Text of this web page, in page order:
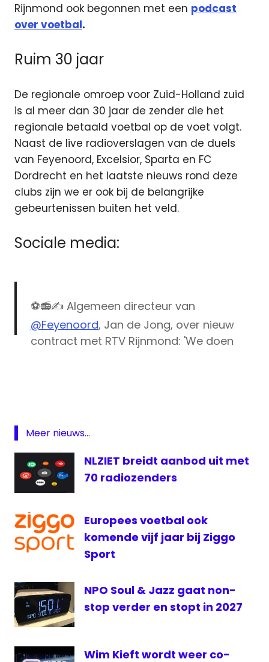
Rijnmond ook begonnen met een podcast
over voetbal.
Ruim 30 jaar
De regionale omroep voor Zuid-Holland zuid
is al meer dan 30 jaar de zender die het
regionale betaald voetbal op de voet volgt.
Naast de live radioverslagen van de duels
van Feyenoord, Excelsior, Sparta en FC
Dordrecht en het laatste nieuws rond deze
clubs zijn we er ook bij de belangrijke
gebeurtenissen buiten het veld.
Sociale media:
⚽️📻✍️ Algemeen directeur van
@Feyenoord, Jan de Jong, over nieuw
contract met RTV Rijnmond: 'We doen
Rotterdam
TV
Rijnmond
Meer nieuws...
NLZIET breidt aanbod uit met
70 radiozenders
Europees voetbal ook
komende vijf jaar bij Ziggo
Sport
NPO Soul & Jazz gaat non-
stop verder en stopt in 2027
Wim Kieft wordt weer co-